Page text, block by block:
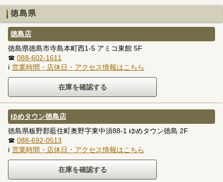
徳島県
徳島店
徳島県徳島市寺島本町西1-5 アミコ東館 5F
☎ 088-602-1611
ℹ 営業時間・店休日・アクセス情報はこちら
ゆめタウン徳島店
徳島県板野郡藍住町奥野字東中須88-1 ゆめタウン徳島 2F
☎ 088-692-0513
ℹ 営業時間・店休日・アクセス情報はこちら